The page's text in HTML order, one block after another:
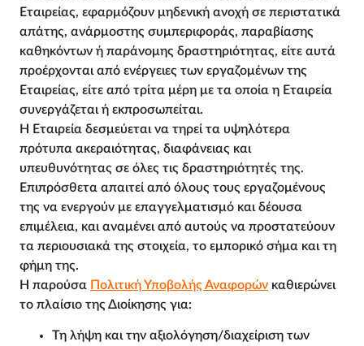
Εταιρείας, εφαρμόζουν μηδενική ανοχή σε περιστατικά
απάτης, ανάρμοστης συμπεριφοράς, παραβίασης
καθηκόντων ή παράνομης δραστηριότητας, είτε αυτά
προέρχονται από ενέργειες των εργαζομένων της
Εταιρείας, είτε από τρίτα μέρη με τα οποία η Εταιρεία
συνεργάζεται ή εκπροσωπείται.
Η Εταιρεία δεσμεύεται να τηρεί τα υψηλότερα
πρότυπα ακεραιότητας, διαφάνειας και
υπευθυνότητας σε όλες τις δραστηριότητές της.
Επιπρόσθετα απαιτεί από όλους τους εργαζομένους
της να ενεργούν με επαγγελματισμό και δέουσα
επιμέλεια, και αναμένει από αυτούς να προστατεύουν
τα περιουσιακά της στοιχεία, το εμπορικό σήμα και τη
φήμη της.
Η παρούσα Πολιτική Υποβολής Αναφορών καθιερώνει
το πλαίσιο της Διοίκησης για:
Τη λήψη και την αξιολόγηση/διαχείριση των